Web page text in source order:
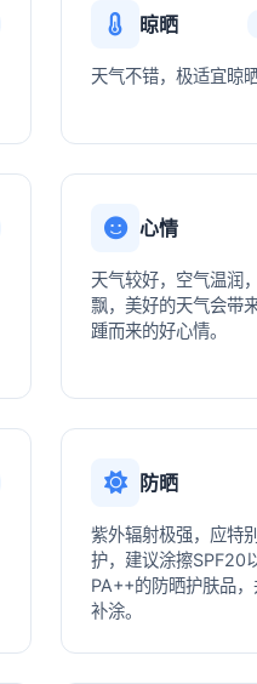
晾晒
天气不错，极适宜晾
心情
天气较好，空气温润
飘，美好的天气会带
踵而来的好心情。
防晒
紫外辐射极强，应特
护，建议涂擦SPF20
PA++的防晒护肤品
补涂。